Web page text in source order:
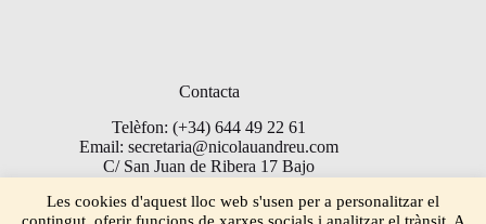
Contacta
Telèfon: (+34) 644 49 22 61
Email: secretaria@nicolauandreu.com
C/ San Juan de Ribera 17 Bajo
Les cookies d'aquest lloc web s'usen per a personalitzar el
contingut, oferir funcions de xarxes socials i analitzar el trànsit. A